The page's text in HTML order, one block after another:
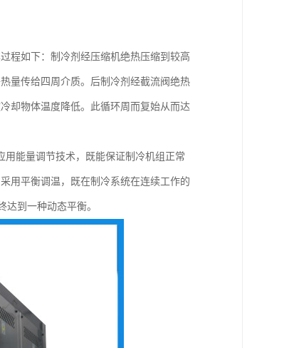
程如下：制冷剂经压缩机绝热压缩到较高
量传给四周介质。后制冷剂经截流阀绝热
却物体温度降低。此循环周而复始从而达
能量调节技术，既能保证制冷机组正常
用平衡调温，既在制冷系统在连续工作的
到一种动态平衡。